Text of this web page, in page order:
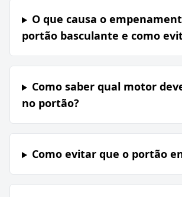
O que causa o
portão basculante e como
Como saber qual motor
no portão?
Como evitar que o portão